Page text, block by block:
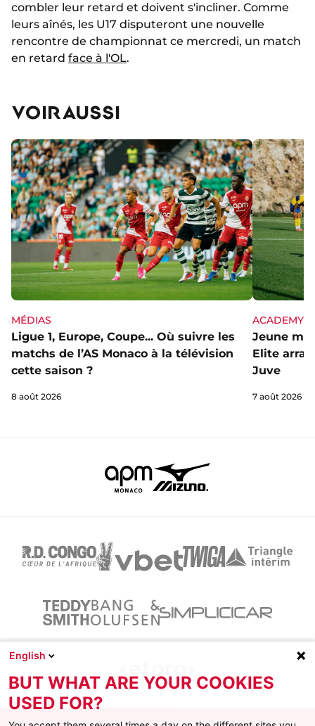
combler leur retard et doivent s'incliner. Comme
leurs aînés, les U17 disputeront une nouvelle
rencontre de championnat ce mercredi, un match
en retard face à l'OL.
VOIR AUSSI
MÉDIAS
Ligue 1, Europe, Coupe... Où suivre les
matchs de l’AS Monaco à la télévision
cette saison ?
8 août 2026
ACADEMY
Jeune
Elite
Juve
7 août 2026
English
BUT WHAT ARE YOUR COOKIES
USED FOR?